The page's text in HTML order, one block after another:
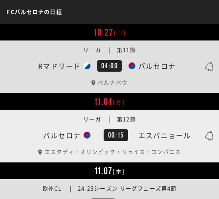
FCバルセロナの日程
10.27[日]
Rマドリード 04:00 バルセロナ
リーガ | 第11節
ベルナベウ
11.04[月]
バルセロナ 00:15 エスパニョール
リーガ | 第12節
エスタディ・オリンピック・リュイス・コンパニス
11.07[木]
欧州CL | 24-25シーズン リーグフェーズ第4節